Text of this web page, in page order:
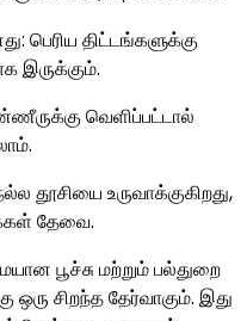
பெரிய திட்டங்களுக்கு
இருக்கும்.
வெளிப்பட்டால்
தூசியை உருவாக்குகிறது,
தேவை.
பூச்சு மற்றும் பல்துறை
சிறந்த தேர்வாகும். இது